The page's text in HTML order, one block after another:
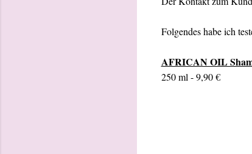
Folgendes habe ich
AFRICAN OIL
250 ml - 9,90 €